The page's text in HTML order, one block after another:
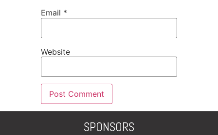
Email *
Website
SPONSORS